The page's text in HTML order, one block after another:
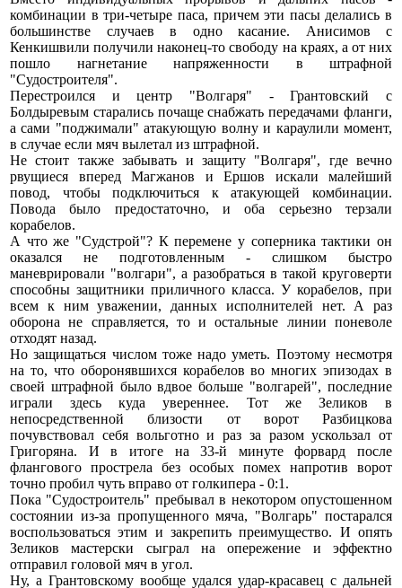
комбинации в три-четыре паса, причем эти пасы делались в
большинстве случаев в одно касание. Анисимов с
Кенкишвили получили наконец-то свободу на краях, а от них
пошло нагнетание напряженности в штрафной
"Судостроителя".
Перестроился и центр "Волгаря" - Грантовский с
Болдыревым старались почаще снабжать передачами фланги,
а сами "поджимали" атакующую волну и караулили момент,
в случае если мяч вылетал из штрафной.
Не стоит также забывать и защиту "Волгаря", где вечно
рвущиеся вперед Магжанов и Ершов искали малейший
повод, чтобы подключиться к атакующей комбинации.
Повода было предостаточно, и оба серьезно терзали
корабелов.
А что же "Судстрой"? К перемене у соперника тактики он
оказался не подготовленным - слишком быстро
маневрировали "волгари", а разобраться в такой круговерти
способны защитники приличного класса. У корабелов, при
всем к ним уважении, данных исполнителей нет. А раз
оборона не справляется, то и остальные линии поневоле
отходят назад.
Но защищаться числом тоже надо уметь. Поэтому несмотря
на то, что оборонявшихся корабелов во многих эпизодах в
своей штрафной было вдвое больше "волгарей", последние
играли здесь куда увереннее. Тот же Зеликов в
непосредственной близости от ворот Разбицкова
почувствовал себя вольготно и раз за разом ускользал от
Григоряна. И в итоге на 33-й минуте форвард после
флангового прострела без особых помех напротив ворот
точно пробил чуть вправо от голкипера - 0:1.
Пока "Судостроитель" пребывал в некотором опустошенном
состоянии из-за пропущенного мяча, "Волгарь" постарался
воспользоваться этим и закрепить преимущество. И опять
Зеликов мастерски сыграл на опережение и эффектно
отправил головой мяч в угол.
Ну, а Грантовскому вообще удался удар-красавец с дальней